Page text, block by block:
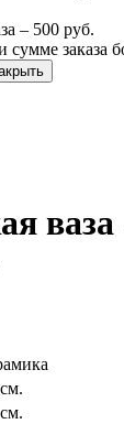
– 500 руб.
сумме заказа
ваза